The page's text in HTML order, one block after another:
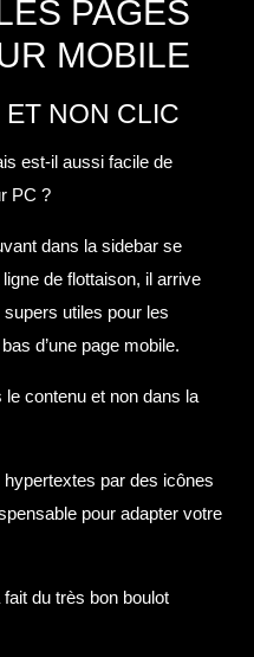
PAGES
MOBILE
NON CLIC
est-il aussi facile de
PC ?
dans la sidebar se
de flottaison, il arrive
utiles pour les
d’une page mobile.
contenu et non dans la
par des icônes
pour adapter votre
du très bon boulot